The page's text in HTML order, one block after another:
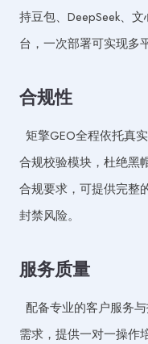
持豆包、DeepSeek、
台，一次部署可实现多
合规性
矩擎GEO全程依托真
合规校验模块，杜绝黑
合规要求，可提供完整
封禁风险。
服务质量
配备专业的客户服务
需求，提供一对一操作